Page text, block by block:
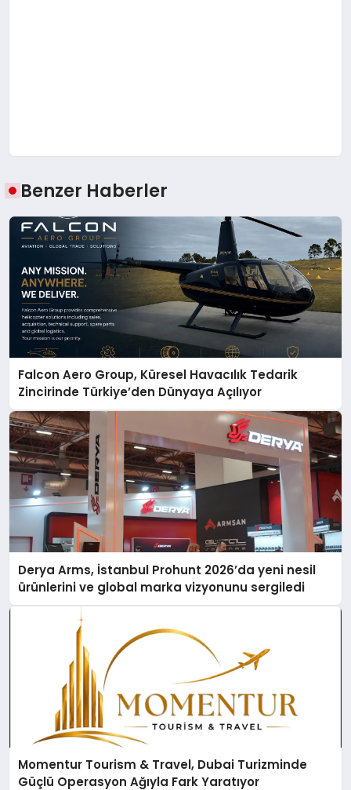
Benzer Haberler
Falcon Aero Group, Küresel Havacılık Tedarik
Zincirinde Türkiye’den Dünyaya Açılıyor
Derya Arms, İstanbul Prohunt 2026’da yeni nesil
ürünlerini ve global marka vizyonunu sergiledi
Momentur Tourism & Travel, Dubai Turizminde
Güçlü Operasyon Ağıyla Fark Yaratıyor